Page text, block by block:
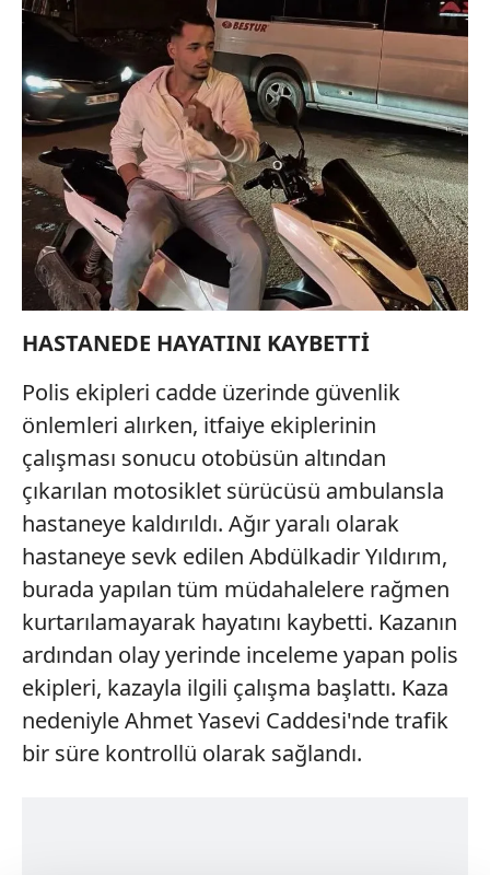
HASTANEDE HAYATINI KAYBETTİ
Polis ekipleri cadde üzerinde güvenlik
önlemleri alırken, itfaiye ekiplerinin
çalışması sonucu otobüsün altından
çıkarılan motosiklet sürücüsü ambulansla
hastaneye kaldırıldı. Ağır yaralı olarak
hastaneye sevk edilen Abdülkadir Yıldırım,
burada yapılan tüm müdahalelere rağmen
kurtarılamayarak hayatını kaybetti. Kazanın
ardından olay yerinde inceleme yapan polis
ekipleri, kazayla ilgili çalışma başlattı. Kaza
nedeniyle Ahmet Yasevi Caddesi'nde trafik
bir süre kontrollü olarak sağlandı.